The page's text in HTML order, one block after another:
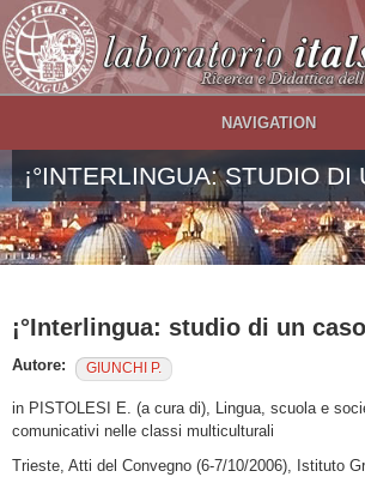
Salta al contenuto principale
NAVIGATION
¡°INTERLINGUA: STUDIO DI
¡°Interlingua: studio di un
Autore: GIUNCHI P.
in PISTOLESI E. (a cura di), Lingua, scuola e
comunicativi nelle classi multiculturali
Trieste, Atti del Convegno (6-7/10/2006), Istituto